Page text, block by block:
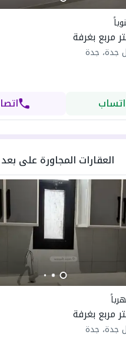
جدة، جدة
العقارات المجاورة على بعد
جدة، جدة